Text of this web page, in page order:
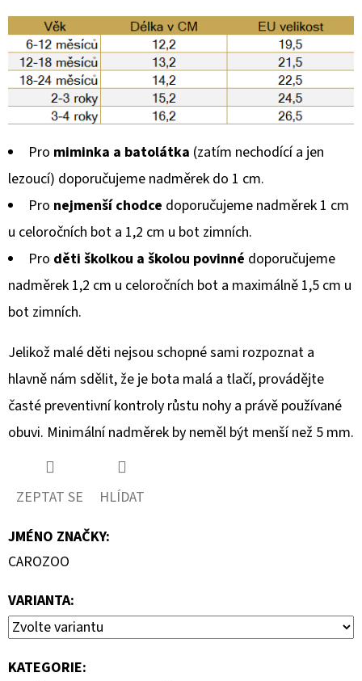
Pro miminka a batolátka (zatím nechodící a jen
lezoucí) doporučujeme nadměrek do 1 cm.
Pro nejmenší chodce doporučujeme nadměrek 1 cm
u celoročních bot a 1,2 cm u bot zimních.
Pro děti školkou a školou povinné doporučujeme
nadměrek 1,2 cm u celoročních bot a maximálně 1,5 cm u
bot zimních.
Jelikož malé děti nejsou schopné sami rozpoznat a
hlavně nám sdělit, že je bota malá a tlačí, provádějte
časté preventivní kontroly růstu nohy a právě používané
obuvi. Minimální nadměrek by neměl být menší než 5 mm.
ZEPTAT SE
HLÍDAT
JMÉNO ZNAČKY:
CAROZOO
VARIANTA:
KATEGORIE: